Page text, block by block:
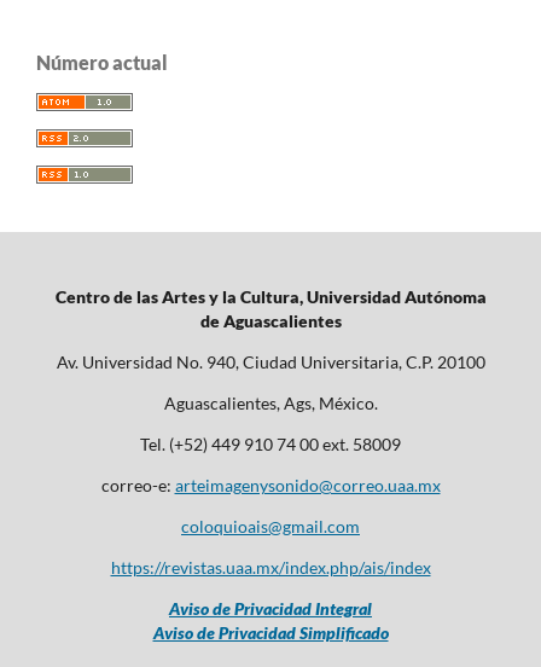
Número actual
Centro de las Artes y la Cultura, Universidad Autónoma
de Aguascalientes
Av. Universidad No. 940, Ciudad Universitaria, C.P. 20100
Aguascalientes, Ags, México.
Tel. (+52) 449 910 74 00 ext. 58009
correo-e: arteimagenysonido@correo.uaa.mx
coloquioais@gmail.com
https://revistas.uaa.mx/index.php/ais/index
Aviso de Privacidad Integral
Aviso de Privacidad Simplificado